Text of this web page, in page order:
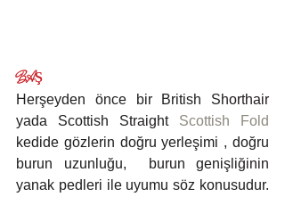
BAŞ
Herşeyden önce bir British Shorthair
yada Scottish Straight Scottish Fold
kedide gözlerin doğru yerleşimi , doğru
burun uzunluğu,  burun genişliğinin
yanak pedleri ile uyumu söz konusudur.